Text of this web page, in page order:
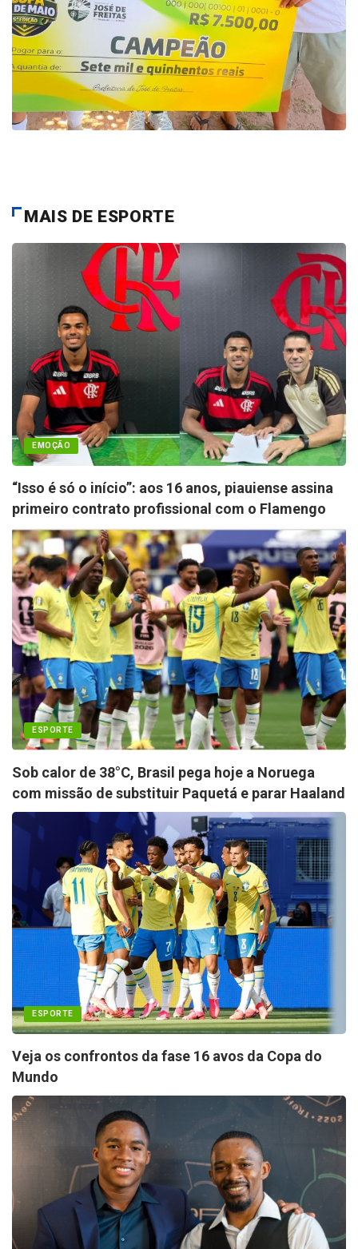
MAIS DE ESPORTE
EMOÇÃO
“Isso é só o início”: aos 16 anos, piauiense assina
primeiro contrato profissional com o Flamengo
ESPORTE
Sob calor de 38°C, Brasil pega hoje a Noruega
com missão de substituir Paquetá e parar Haaland
ESPORTE
Veja os confrontos da fase 16 avos da Copa do
Mundo